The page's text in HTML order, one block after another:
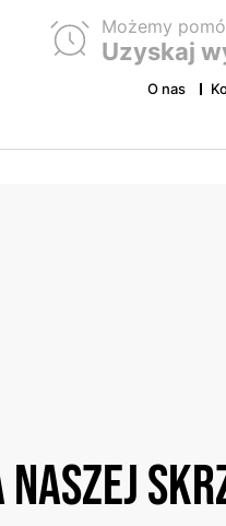
Możemy
Uzyskaj
O nas
naszej